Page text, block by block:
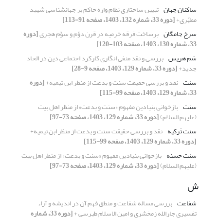
ساکنان جهان
تبیین ساختاری نظام واره حاکم بر جهان‎شناسی شهید
مطهّری+[دوره 33، شماره 132، 1403، صفحه 91-113]
سرخ جامگان برساخت فرقه خرمیه در قرن دوّم و سوّم هجری[دوره
33، شماره 130، 1403، صفحه 103-120]
سَم هریس بررسی و نقد منفی انگاری کارکرد اجتماعی دین در الحاد
جدید+[دوره 33، شماره 129، 1403، صفحه 9-28]
سنت نقد و بررسی حقیقت سنت و بدعت از منظر ابن تیمیه+[دوره
33، شماره 129، 1403، صفحه 99-115]
سنت بازخوانی بنیادین مفهوم «سنت و بدعت» از منظر اهل بیت
(علیهم السلام)[دوره 33، شماره 129، 1403، صفحه 73-97]
سنت تَرکیه نقد و بررسی حقیقت سنت و بدعت از منظر ابن تیمیه+
[دوره 33، شماره 129، 1403، صفحه 99-115]
سنت حسنه بازخوانی بنیادین مفهوم «سنت و بدعت» از منظر اهل بیت
(علیهم السلام)[دوره 33، شماره 129، 1403، صفحه 73-97]
ش
شفاعت بررسی مساله شفاعت و منطق فهم آن در اندیشه و آراء
تفسیری جارالله زمخشری و امین الاسلام طبرسی + [دوره 33، شماره